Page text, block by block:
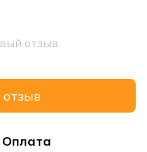
отзыв
Оплата